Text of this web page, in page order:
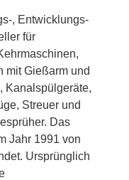
, Entwicklungs-
für
mit Gießarm und
Kanalspülgeräte,
Streuer und
Das
Jahr 1991 von
Ursprünglich